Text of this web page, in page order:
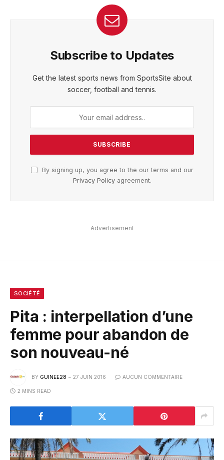
Subscribe to Updates
Get the latest sports news from SportsSite about
soccer, football and tennis.
By signing up, you agree to the our terms and our
Privacy Policyagreement.
Advertisement
SOCIÉTÉ
Pita : interpellation d’une
femme pour abandon de
son nouveau-né
BY GUINEE28 27 JUIN 2016 AUCUN COMMENTAIRE
2 MINS READ